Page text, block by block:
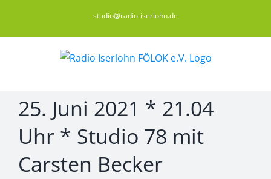
springen
studio@radio-iserlohn.de
25. Juni 2021 * 21.04
Uhr * Studio 78 mit
Carsten Becker